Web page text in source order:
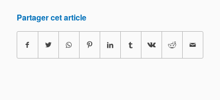
Partager cet article